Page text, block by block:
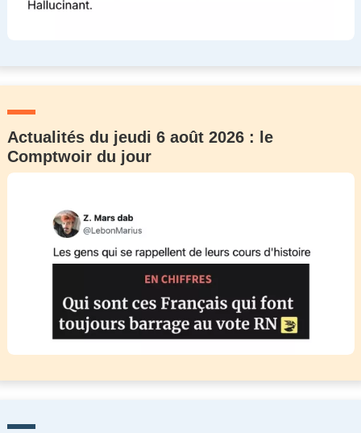
Actualités du jeudi 6 août 2026 : le
Comptwoir du jour